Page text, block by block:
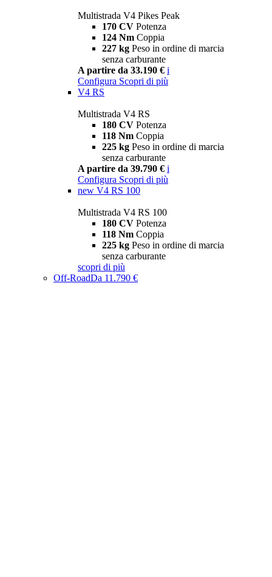
Multistrada V4 Pikes Peak
170 CV Potenza
124 Nm Coppia
227 kg Peso in ordine di marcia
senza carburante
A partire da 33.190 € i
Configura Scopri di più
V4 RS
Multistrada V4 RS
180 CV Potenza
118 Nm Coppia
225 kg Peso in ordine di marcia
senza carburante
A partire da 39.790 € i
Configura Scopri di più
new V4 RS 100
Multistrada V4 RS 100
180 CV Potenza
118 Nm Coppia
225 kg Peso in ordine di marcia
senza carburante
scopri di più
Off-RoadDa 11.790 €